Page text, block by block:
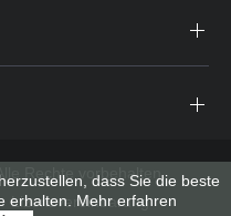
Rechte vorbehalten.
Lizenzvereinbarung
dass Sie die beste
erhalten. Mehr erfahren